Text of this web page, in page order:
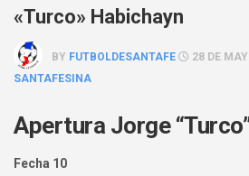
«Turco» Habichayn
BY FUTBOLDESANTAFE 28 DE
SANTAFESINA
Apertura Jorge
Fecha 10